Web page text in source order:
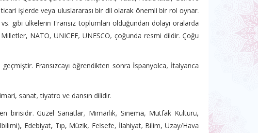
işlerde veya uluslararası bir dil olarak önemli bir rol oynar.
gibi ülkelerin Fransız toplumları olduğundan dolayı oralarda
NATO, UNICEF, UNESCO, çoğunda resmi dildir. Çoğu
Fransızcayı öğrendikten sonra İspanyolca, İtalyanca
sanat, tiyatro ve dansın dilidir.
birisidir. Güzel Sanatlar, Mimarlık, Sinema, Mutfak Kültürü,
Edebiyat, Tıp, Müzik, Felsefe, İlahiyat, Bilim, Uzay/Hava